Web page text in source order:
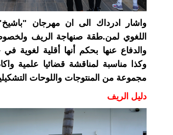
واشار ادرداك الى ان مهرجان
اللغوي لمن.طقة صنهاجة الريف
والدفاع عنها بحكم أنها أقلية لغوية
وكذا مناسبة لمناقشة قضائيا علمية
مجموعة من المنتوجات واللوحات
دليل الريف